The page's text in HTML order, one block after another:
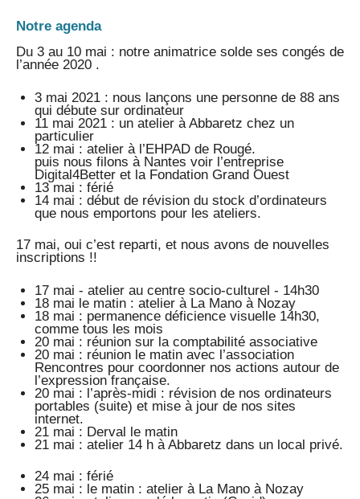
Notre agenda
Du 3 au 10 mai : notre animatrice solde ses congés de
l’année 2020 .
3 mai 2021 : nous lançons une personne de 88 ans
qui débute sur ordinateur
11 mai 2021 : un atelier à Abbaretz chez un
particulier
12 mai : atelier à l’EHPAD de Rougé.
puis nous filons à Nantes voir l’entreprise
Digital4Better et la Fondation Grand Ouest
13 mai : férié
14 mai : début de révision du stock d’ordinateurs
que nous emportons pour les ateliers.
17 mai, oui c’est reparti, et nous avons de nouvelles
inscriptions !!
17 mai - atelier au centre socio-culturel - 14h30
18 mai le matin : atelier à La Mano à Nozay
18 mai : permanence déficience visuelle 14h30,
comme tous les mois
20 mai : réunion sur la comptabilité associative
20 mai : réunion le matin avec l’association
Rencontres pour coordonner nos actions autour de
l’expression française.
20 mai : l’après-midi : révision de nos ordinateurs
portables (suite) et mise à jour de nos sites
internet.
21 mai : Derval le matin
21 mai : atelier 14 h à Abbaretz dans un local privé.
24 mai : férié
25 mai : le matin : atelier à La Mano à Nozay